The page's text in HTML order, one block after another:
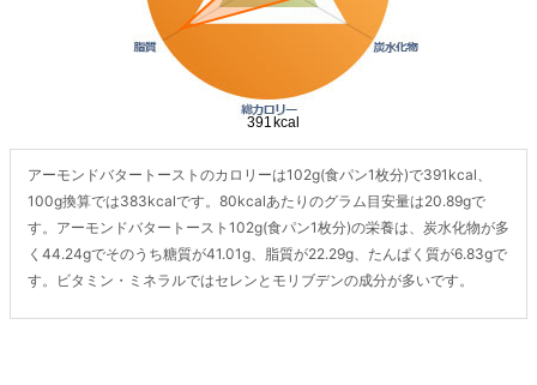
アーモンドバタートーストのカロリーは102g(食パン1枚分)で391kcal、
100g換算では383kcalです。80kcalあたりのグラム目安量は20.89gで
す。アーモンドバタートースト102g(食パン1枚分)の栄養は、炭水化物が多
く44.24gでそのうち糖質が41.01g、脂質が22.29g、たんぱく質が6.83gで
す。ビタミン・ミネラルではセレンとモリブデンの成分が多いです。